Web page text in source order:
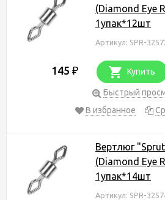
(Diamond Eye
1упак*12шт
Артикул: SPR-
145 ₽ Купить
Быстрый
В избранное
Вертлюг
(Diamond Eye
1упак*14шт
Артикул: SPR-